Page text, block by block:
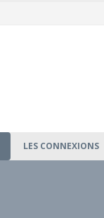
LES CONNEXIONS